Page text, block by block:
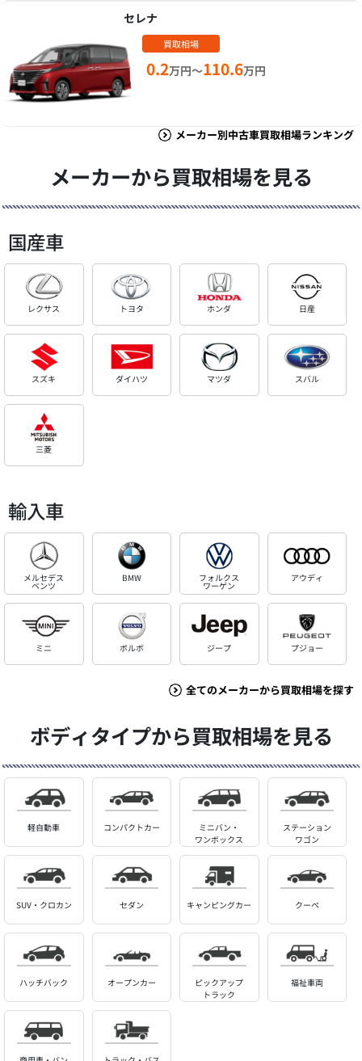
セレナ
買取相場
0.2万円～110.6万円
メーカー別中古車買取相場ランキング
メーカーから買取相場を見る
国産車
レクサス トヨタ ホンダ 日産
スズキ ダイハツ マツダ スバル
三菱
輸入車
メルセデス
ベンツ
BMW フォルクス
ワーゲン
アウディ
ミニ ボルボ ジープ プジョー
全てのメーカーから買取相場を探す
ボディタイプから買取相場を見る
軽自動車 コンパクトカー
ミニバン・
ワンボックス
ステーション
ワゴン
SUV・クロカン セダン キャンピングカー クーペ
ハッチバック オープンカー
ピックアップ
トラック
福祉車両